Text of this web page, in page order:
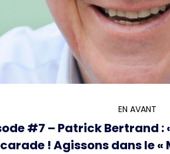
EN AVANT
#7 – Patrick Bertrand :
! Agissons dans le «